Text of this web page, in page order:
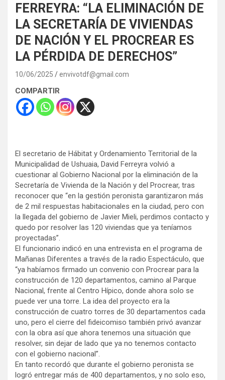
FERREYRA: “LA ELIMINACIÓN DE
LA SECRETARÍA DE VIVIENDAS
DE NACIÓN Y EL PROCREAR ES
LA PÉRDIDA DE DERECHOS”
10/06/2025 envivotdf@gmail.com
COMPARTIR
El secretario de Hábitat y Ordenamiento Territorial de la
Municipalidad de Ushuaia, David Ferreyra volvió a
cuestionar al Gobierno Nacional por la eliminación de la
Secretaría de Vivienda de la Nación y del Procrear, tras
reconocer que “en la gestión peronista garantizaron más
de 2 mil respuestas habitacionales en la ciudad, pero con
la llegada del gobierno de Javier Mieli, perdimos contacto y
quedo por resolver las 120 viviendas que ya teníamos
proyectadas”.
El funcionario indicó en una entrevista en el programa de
Mañanas Diferentes a través de la radio Espectáculo, que
“ya habíamos firmado un convenio con Procrear para la
construcción de 120 departamentos, camino al Parque
Nacional, frente al Centro Hípico, donde ahora solo se
puede ver una torre. La idea del proyecto era la
construcción de cuatro torres de 30 departamentos cada
uno, pero el cierre del fideicomiso también privó avanzar
con la obra así que ahora tenemos una situación que
resolver, sin dejar de lado que ya no tenemos contacto
con el gobierno nacional”.
En tanto recordó que durante el gobierno peronista se
logró entregar más de 400 departamentos, y no solo eso,